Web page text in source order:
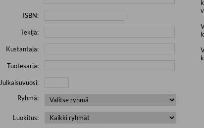
ISBN:
Tekijä:
Kustantaja:
Tuotesarja:
Julkaisuvuosi:
Ryhmä:
Luokitus: